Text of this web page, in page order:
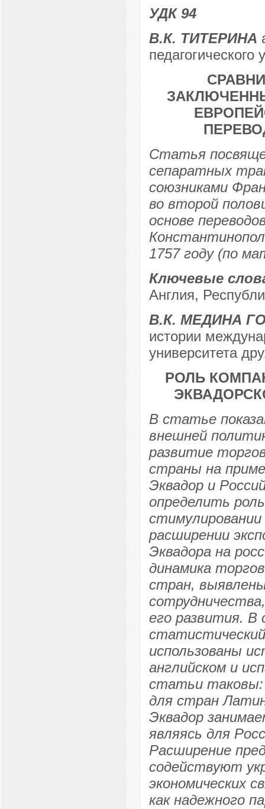
УДК 94
В.К. ТИТЕРИНА
Статья
сепаратных
союзниками
во второй
основе
1757 году (по
Ключевые
Англия,
В.К. МЕДИНА
истории
университета
РОЛЬ
В статье
внешней
развитие
страны на
Эквадор и
определить
расширении
Эквадора на
динамика
стран,
его развития. В
использованы
английском и
статьи таковы:
для стран
Эквадор
являясь для
Расширение
содействуют
экономических
как надежного